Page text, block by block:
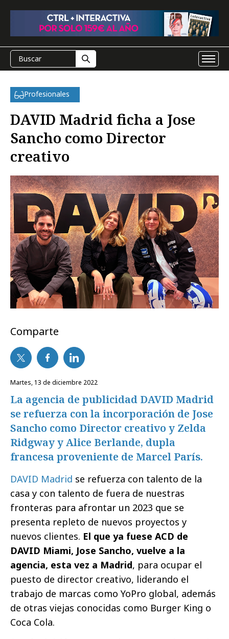
Profesionales
DAVID Madrid ficha a Jose
Sancho como Director
creativo
Comparte
martes, 13 de diciembre 2022
La agencia de publicidad DAVID Madrid
se refuerza con la incorporación de Jose
Sancho como Director creativo y Zelda
Ridgway y Alice Berlande, dupla
francesa proveniente de Marcel París.
DAVID Madrid se refuerza con talento de la
casa y con talento de fuera de nuestras
fronteras para afrontar un 2023 que se
presenta repleto de nuevos proyectos y
nuevos clientes. El que ya fuese ACD de
DAVID Miami, Jose Sancho, vuelve a la
agencia, esta vez a Madrid, para ocupar el
puesto de director creativo, liderando el
trabajo de marcas como YoPro global, además
de otras viejas conocidas como Burger King o
Coca Cola.